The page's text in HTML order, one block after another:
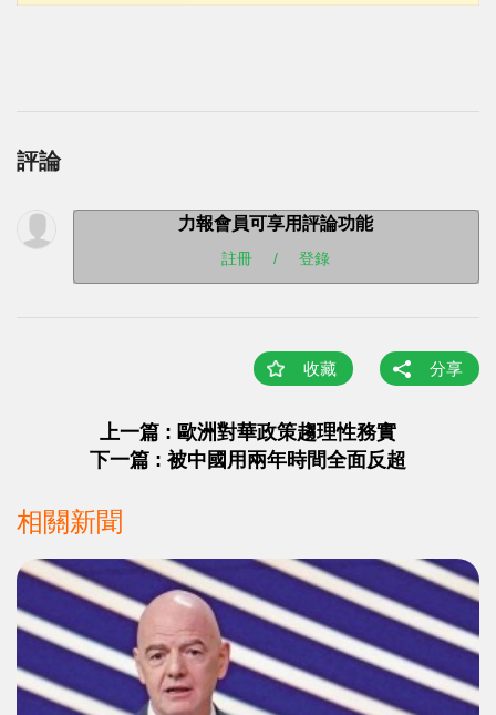
評論
力報會員可享用評論功能
註冊 / 登錄
收藏 分享
上一篇 : 歐洲對華政策趨理性務實
下一篇 : 被中國用兩年時間全面反超
相關新聞